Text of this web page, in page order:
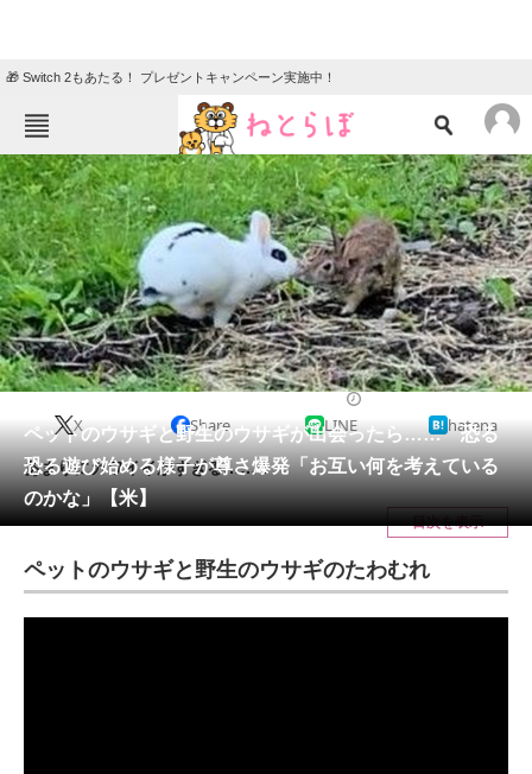
🎁 Switch 2もあたる！ プレゼントキャンペーン実施中！
ねとらぼメニュー
TOP ニュース
エンタメ クイズ
グルメ 地域
住まい 教育・育児
動物 リサーチ
会員記事
メディア
注目記事を集めた総合ページ
ITの今と未来を見通す
ペットのウサギと野生のウサギが出会ったら…… 恐る
恐る遊び始める様子が尊さ爆発「お互い何を考えている
のかな」【米】
X Share LINE hatena
あまりにカワイイがすぎる……！
目次を表示
ペットのウサギと野生のウサギのたわむれ